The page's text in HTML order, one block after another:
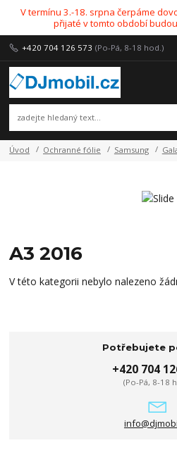
V termínu 3.-18. srpna čerpáme
přijaté v tomto období
+420 704 126 573 (Po-Pá, 8-18 hod.)
Úvod Ochranné fólie Samsung
A3 2016
V této kategorii nebylo nalezeno
Potřebujete
+420 704
(Po-Pá, 8-18